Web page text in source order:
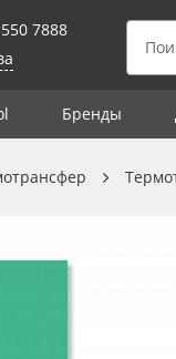
7888
Бренды